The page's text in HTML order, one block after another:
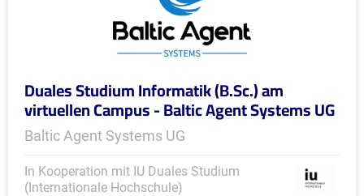
Duales Studium Informatik (B.Sc.) am
virtuellen Campus - Baltic Agent Systems UG
Baltic Agent Systems UG
In Kooperation mit IU Duales Studium
(Internationale Hochschule)